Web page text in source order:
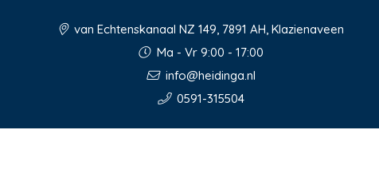
van Echtenskanaal NZ 149, 7891 AH, Klazienaveen
Ma - Vr 9:00 - 17:00
info@heidinga.nl
0591-315504